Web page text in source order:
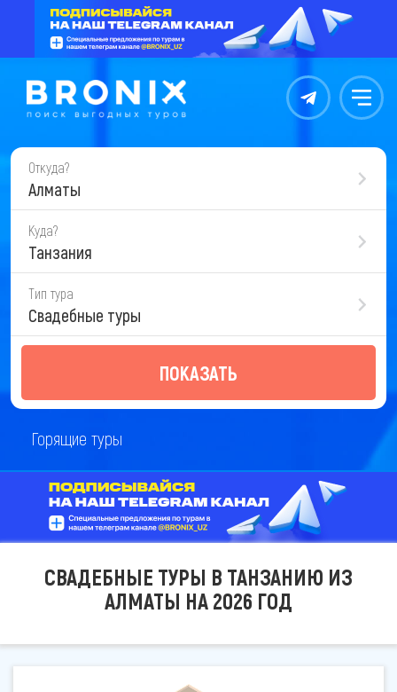
Контакты Меню
Откуда?
Алматы
Куда?
Танзания
Тип тура
Свадебные туры
ПОКАЗАТЬ
Горящие туры
СВАДЕБНЫЕ ТУРЫ В ТАНЗАНИЮ ИЗ
АЛМАТЫ НА 2026 ГОД